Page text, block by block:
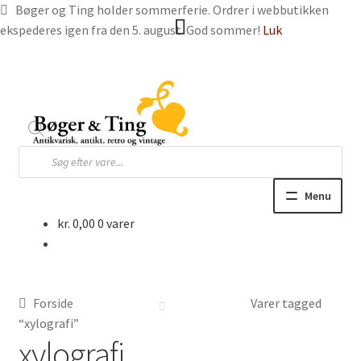
Bøger og Ting holder sommerferie. Ordrer i webbutikken
ekspederes igen fra den 5. august. God sommer! Luk
navigation
indhold
Products
search
Menu
Bøger og blade
kr. 0,00 0 varer
Forside
Varer tagged
“xylografi”